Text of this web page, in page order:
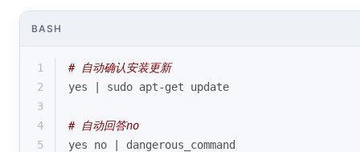
BASH
1
# 自动确认安装更新
2
yes | sudo apt-get update
3
4
# 自动回答no
5
yes no | dangerous_command